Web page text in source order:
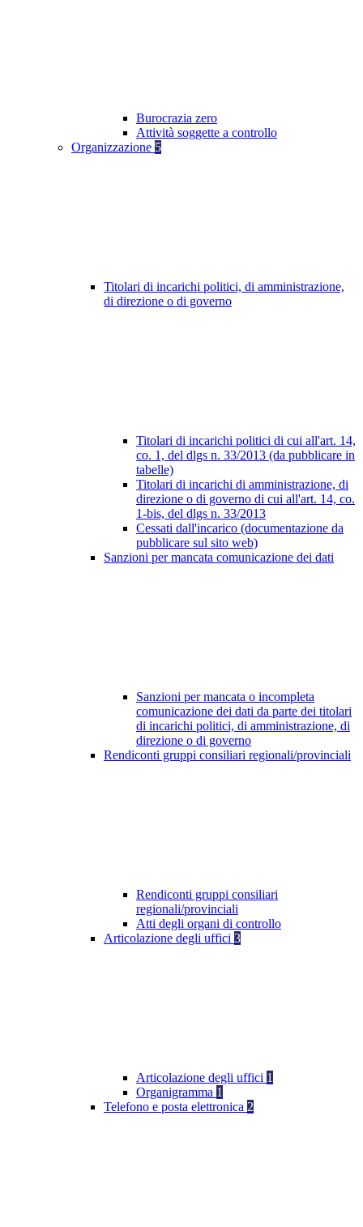
Burocrazia zero
Attività soggette a controllo
Organizzazione 5
Titolari di incarichi politici, di amministrazione,
di direzione o di governo
Titolari di incarichi politici di cui all'art. 14,
co. 1, del dlgs n. 33/2013 (da pubblicare in
tabelle)
Titolari di incarichi di amministrazione, di
direzione o di governo di cui all'art. 14, co.
1-bis, del dlgs n. 33/2013
Cessati dall'incarico (documentazione da
pubblicare sul sito web)
Sanzioni per mancata comunicazione dei dati
Sanzioni per mancata o incompleta
comunicazione dei dati da parte dei titolari
di incarichi politici, di amministrazione, di
direzione o di governo
Rendiconti gruppi consiliari regionali/provinciali
Rendiconti gruppi consiliari
regionali/provinciali
Atti degli organi di controllo
Articolazione degli uffici 3
Articolazione degli uffici 1
Organigramma 1
Telefono e posta elettronica 2